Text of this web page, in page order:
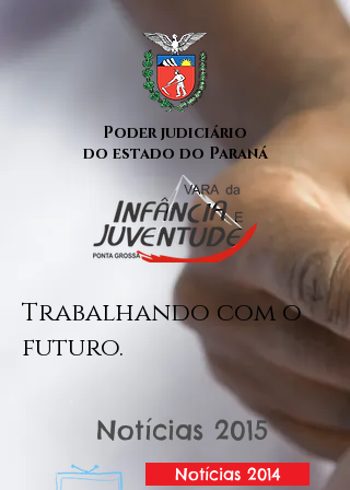
Poder judiciário
do estado do Paraná
Trabalhando com o
futuro.
Notícias 2015
Notícias 2014